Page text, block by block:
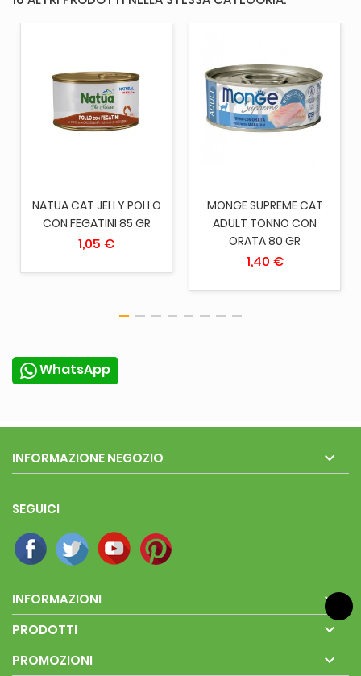
NATUA CAT JELLY POLLO
CON FEGATINI 85 GR
1,05 €
MONGE SUPREME CAT
ADULT TONNO CON
ORATA 80 GR
1,40 €
WhatsApp
INFORMAZIONE NEGOZIO 
SEGUICI
INFORMAZIONI 
PRODOTTI 
PROMOZIONI 